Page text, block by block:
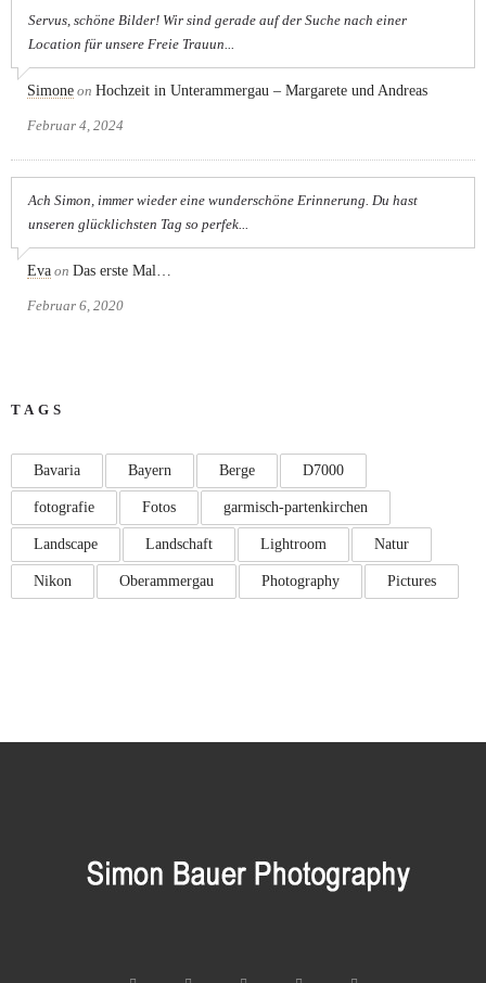
Servus, schöne Bilder! Wir sind gerade auf der Suche nach einer
Location für unsere Freie Trauun...
Simone on Hochzeit in Unterammergau – Margarete und Andreas
Februar 4, 2024
Ach Simon, immer wieder eine wunderschöne Erinnerung. Du hast
unseren glücklichsten Tag so perfek...
Eva on Das erste Mal…
Februar 6, 2020
TAGS
Bavaria Bayern Berge D7000
fotografie Fotos garmisch-partenkirchen
Landscape Landschaft Lightroom Natur
Nikon Oberammergau Photography Pictures